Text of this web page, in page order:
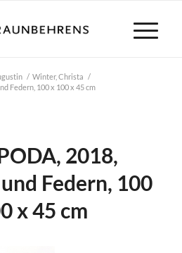
/ Winter, Christa /
Federn, 100 x 100 x 45 cm
2018,
Federn, 100
x 45 cm